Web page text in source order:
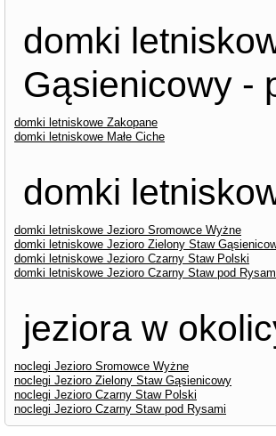
domki
Gąsienicowy -
domki letniskowe Zakopane
domki letniskowe Małe Ciche
domki
domki letniskowe Jezioro Sromowce Wyżne
domki letniskowe Jezioro Zielony Staw
domki letniskowe Jezioro Czarny Staw Polski
domki letniskowe Jezioro Czarny Staw pod
jeziora w
noclegi Jezioro Sromowce Wyżne
noclegi Jezioro Zielony Staw Gąsienicowy
noclegi Jezioro Czarny Staw Polski
noclegi Jezioro Czarny Staw pod Rysami